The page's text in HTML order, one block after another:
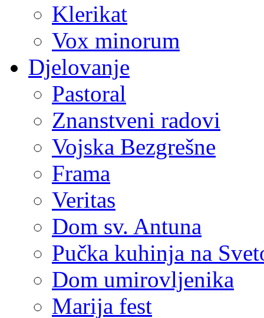
Klerikat
Vox minorum
Djelovanje
Pastoral
Znanstveni radovi
Vojska Bezgrešne
Frama
Veritas
Dom sv. Antuna
Pučka kuhinja na
Dom umirovljenika
Marija fest